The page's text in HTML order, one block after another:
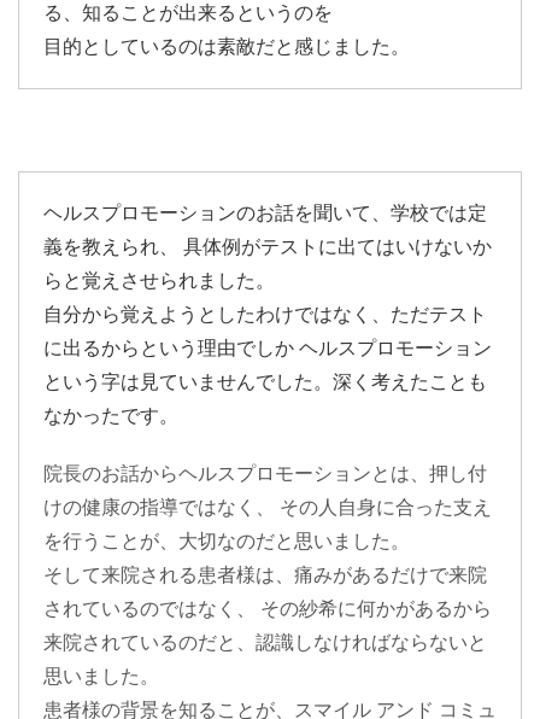
る、知ることが出来るというのを
目的としているのは素敵だと感じました。
ヘルスプロモーションのお話を聞いて、学校では定
義を教えられ、 具体例がテストに出てはいけないか
らと覚えさせられました。
自分から覚えようとしたわけではなく、ただテスト
に出るからという理由でしか ヘルスプロモーション
という字は見ていませんでした。深く考えたことも
なかったです。
院長のお話からヘルスプロモーションとは、押し付
けの健康の指導ではなく、 その人自身に合った支え
を行うことが、大切なのだと思いました。
そして来院される患者様は、痛みがあるだけで来院
されているのではなく、 その紗希に何かがあるから
来院されているのだと、認識しなければならないと
思いました。
患者様の背景を知ることが、スマイル アンド コミュ